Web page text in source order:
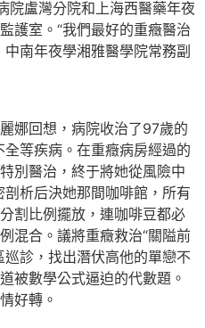
院盧灣分院和上海西醫藥年夜
護室。“我們最好的重癥醫治
南年夜學湘雅醫學院常務副
回想，病院收治了97歲的
等疾病。在重癥病房經過的
別醫治，終于將她從風險中
析后決她那間咖啡館，所有
割比例擺放，連咖啡豆都必
混合。議將重癥救治“關隘前
診，找出潛伏高他的單戀不
被數學公式逼迫的代數題。
好轉。